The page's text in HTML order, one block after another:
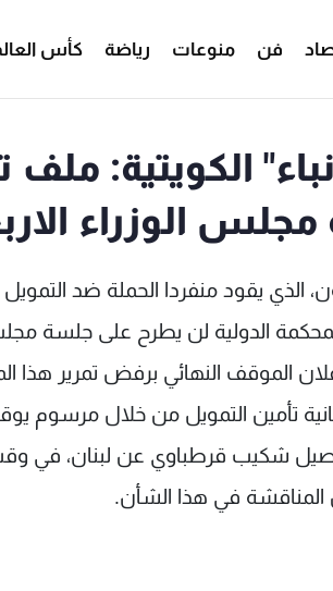
فن منوعات رياضة كأس
الكويتية:
الوزراء
الدولية لن يطرح على جلسة
إعلان الموقف النهائي برفض تمرير
تأمين التمويل من خلال مرسوم
شكيب قرطباوي عن لبنان، في وقت
المناقشة في هذا الشأن.